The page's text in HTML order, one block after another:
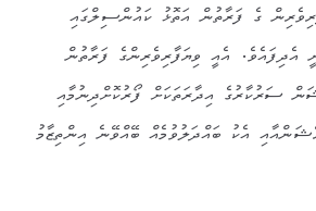
ގެ ފަރާތުން އަތޮޅު ކައުންސިލްގައި
އެދިފައެވެ. އެއީ ވިޔަފާރިވެރިންގެ ފަރާތުން
ސަރުކާރުގެ އިދާރަތަކަށް ފޯރުކޮށްދިނުމާއި
އެކު ބައްދަލުވުމެއް ބޭއްވޭނެ އިންތިޒާމު